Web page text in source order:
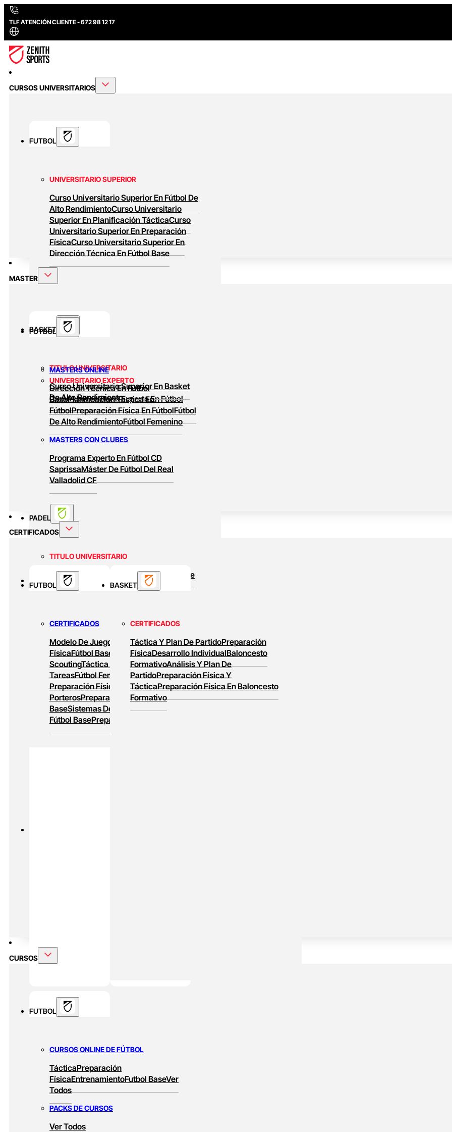
TLF ATENCIÓN CLIENTE - 672 98 12 17
CURSOS UNIVERSITARIOS
FUTBOL
UNIVERSITARIO SUPERIOR
Curso Universitario Superior En Fútbol De
Alto RendimientoCurso Universitario
Superior En Planificación TácticaCurso
Universitario Superior En Preparación
FísicaCurso Universitario Superior En
Dirección Técnica En Fútbol Base
UNIVERSITARIO EXPERTO
Curso Universitario Experto En Fútbol
BASKET
TITULO UNIVERSITARIO
Curso Universitario Superior En Basket
De Alto Rendimiento
PADEL
TITULO UNIVERSITARIO
Curso Universitario Técnico En Padel De
Alto Rendimiento
MASTER
FUTBOL
MASTERS ONLINE
Dirección Técnica En Fútbol
BasePlanificación Táctica En
FútbolPreparación Física En FútbolFútbol
De Alto RendimientoFútbol Femenino
MASTERS CON CLUBES
Programa Experto En Fútbol CD
SaprissaMáster De Fútbol Del Real
Valladolid CF
BASKET
MASTERS ONLINE
Baloncesto Formativo
Preparación Física
En BaloncestoBaloncesto De Alto
Rendimiento
CERTIFICADOS
FUTBOL
CERTIFICADOS
Modelo De Juego
Preparación
FísicaFútbol Base
Análisis Y
ScoutingTáctica OfensivaDiseño De
TareasFútbol FemeninoTareas De
Preparación Física
Entrenamiento De
PorterosPreparación Física En Fútbol
BaseSistemas De JuegoEntrenamiento En
Fútbol BasePreparación Física Y Táctica
BASKET
CERTIFICADOS
Táctica Y Plan De PartidoPreparación
FísicaDesarrollo IndividualBaloncesto
FormativoAnálisis Y Plan De
PartidoPreparación Física Y
TácticaPreparación Física En Baloncesto
Formativo
CURSOS
FUTBOL
CURSOS ONLINE DE FÚTBOL
TácticaPreparación
FísicaEntrenamientoFutbol BaseVer
Todos
PACKS DE CURSOS
Ver Todos